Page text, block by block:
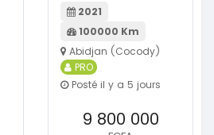
2021
100000 Km
Abidjan (Cocody)
PRO
Posté il y a 5 jours
9 800 000